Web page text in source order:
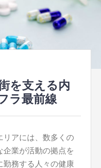
を支える内
ラ最前線
リアには、数多くの
業が活動の拠点を
勤務する人々の健康